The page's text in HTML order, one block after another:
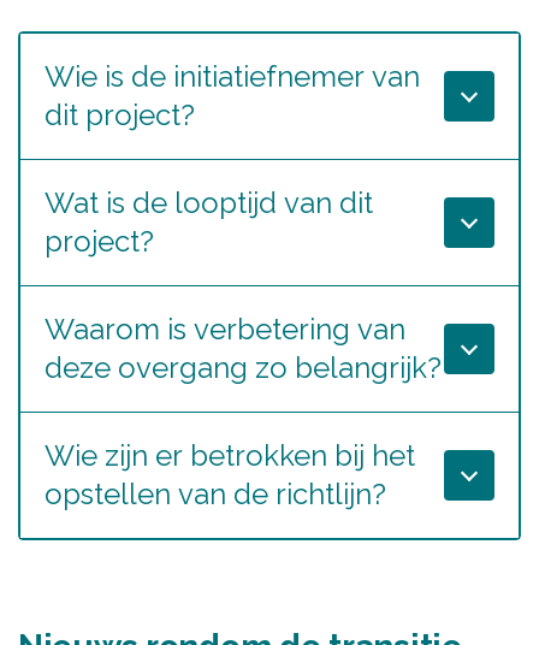
Wie is de initiatiefnemer van
dit project?
Wat is de looptijd van dit
project?
Waarom is verbetering van
deze overgang zo belangrijk?
Wie zijn er betrokken bij het
opstellen van de richtlijn?